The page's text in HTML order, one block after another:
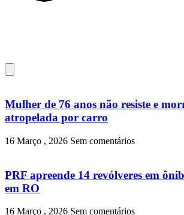
Mulher de 76 anos não resiste e
atropelada por carro
16 Março , 2026 Sem comentários
PRF apreende 14 revólveres em
em RO
16 Março , 2026 Sem comentários